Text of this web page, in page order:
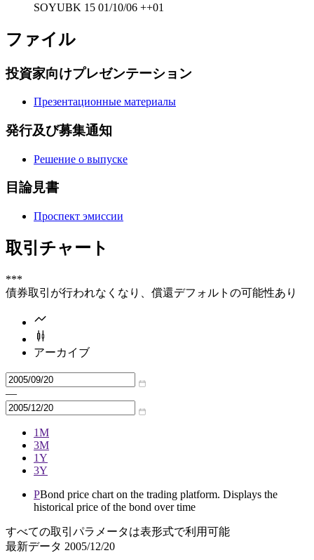
SOYUBK 15 01/10/06 ++01
ファイル
投資家向けプレゼンテーション
Презентационные материалы
発行及び募集通知
Решение о выпуске
目論見書
Проспект эмиссии
取引チャート
***
債券取引が行われなくなり、償還デフォルトの可能性あり
アーカイブ
—
1M
3M
1Y
3Y
PBond price chart on the trading platform. Displays the
historical price of the bond over time
すべての取引パラメータは表形式で利用可能
最新データ 2005/12/20